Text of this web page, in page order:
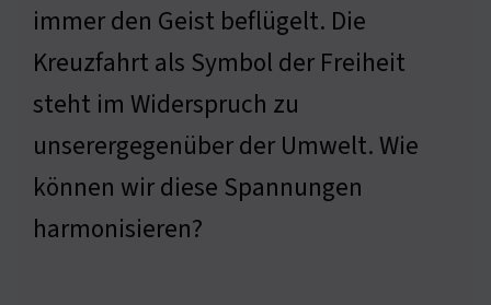
immer den Geist beflügelt. Die
Kreuzfahrt als Symbol der Freiheit
steht im Widerspruch zu
unserergegenüber der Umwelt. Wie
können wir diese Spannungen
harmonisieren?